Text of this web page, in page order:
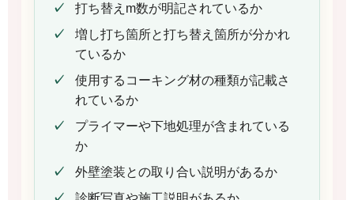
打ち替えm数が明記されているか
増し打ち箇所と打ち替え箇所が分かれ
ているか
使用するコーキング材の種類が記載さ
れているか
プライマーや下地処理が含まれている
か
外壁塗装との取り合い説明があるか